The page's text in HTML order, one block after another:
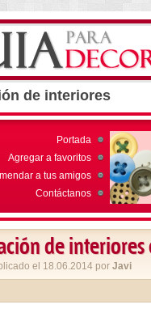
de interiores
Portada
Agregar a favoritos
a tus amigos
Contáctanos
de interiores
el 18.06.2014 por Javi